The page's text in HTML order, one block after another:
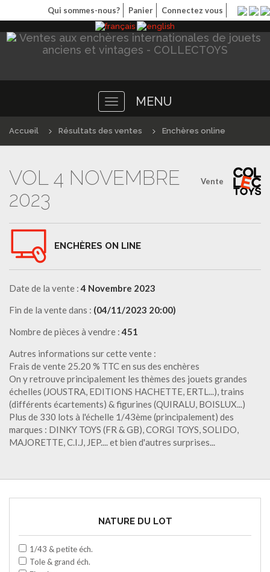
Qui sommes-nous? Panier Connectez vous
Toggle
navigation
MENU
Accueil Résultats des ventes Enchères online
Vente
VOL 4 NOVEMBRE
2023
ENCHÈRES ON LINE
Date de la vente :4 Novembre 2023
Fin de la vente dans : (04/11/2023 20:00)
Nombre de pièces à vendre :451
Autres informations sur cette vente :
Frais de vente 25.20 % TTC en sus des enchères
On y retrouve principalement les thèmes des jouets grandes
échelles (JOUSTRA, EDITIONS HACHETTE, ERTL...), trains
(différents écartements) & figurines (QUIRALU, BOISLUX...)
Plus de 330 lots à l'échelle 1/43ème (principalement) des
marques : DINKY TOYS (FR & GB), CORGI TOYS, SOLIDO,
MAJORETTE, C.I.J, JEP.... et bien d'autres surprises...
NATURE DU LOT
1/43 & petite éch.
Tole & grand éch.